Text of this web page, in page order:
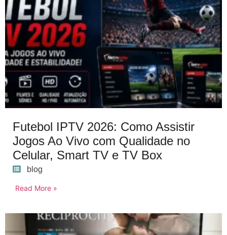
Futebol IPTV 2026: Como Assistir
Jogos Ao Vivo com Qualidade no
Celular, Smart TV e TV Box
blog
Read More »